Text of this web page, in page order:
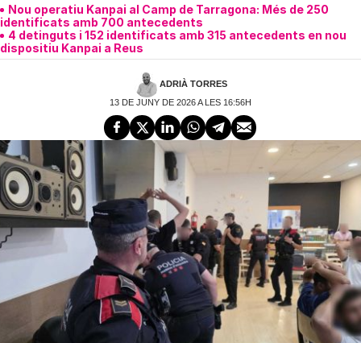
Nou operatiu Kanpai al Camp de Tarragona: Més de 250
identificats amb 700 antecedents
4 detinguts i 152 identificats amb 315 antecedents en nou
dispositiu Kanpai a Reus
ADRIÀ TORRES
13 DE JUNY DE 2026 A LES 16:56H